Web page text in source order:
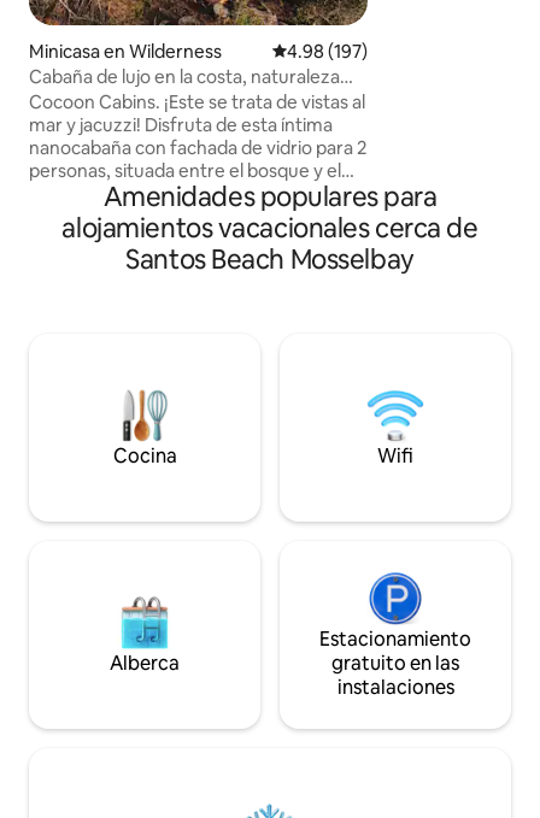
Minicasa en Wilderness Calificación promedio: 4.98 de
4.98 (197)
Cabaña de lujo en la costa, naturaleza
salvaje
Cocoon Cabins. ¡Este se trata de vistas al
mar y jacuzzi! Disfruta de esta íntima
nanocabaña con fachada de vidrio para 2
personas, situada entre el bosque y el
mar. Una cabaña bien pensada con cama
tamaño queen, cocina compacta pero
funcional y baño de planta abierta (sin
puerta). Encuentra múltiples áreas al aire
nunca quieras irte! 1 de 2 cabañas en la
propiedad. SOLO PARA ADULTOS, NO SE
ADMITEN NIÑOS
Netflix y DSTV,
para una estancia
km de la playa y
escapada ideal!
Amenidades populares para
alojamientos vacacionales cerca de
Santos Beach Mosselbay
Cocina Wifi
Alberca
Estacionamiento
gratuito en las
instalaciones